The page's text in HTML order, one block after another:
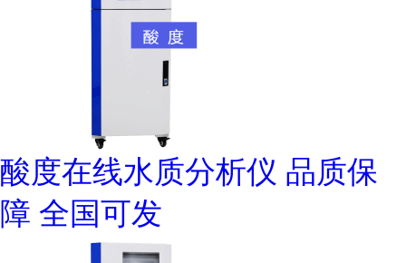
酸度在线水质分析仪 品质保
障 全国可发